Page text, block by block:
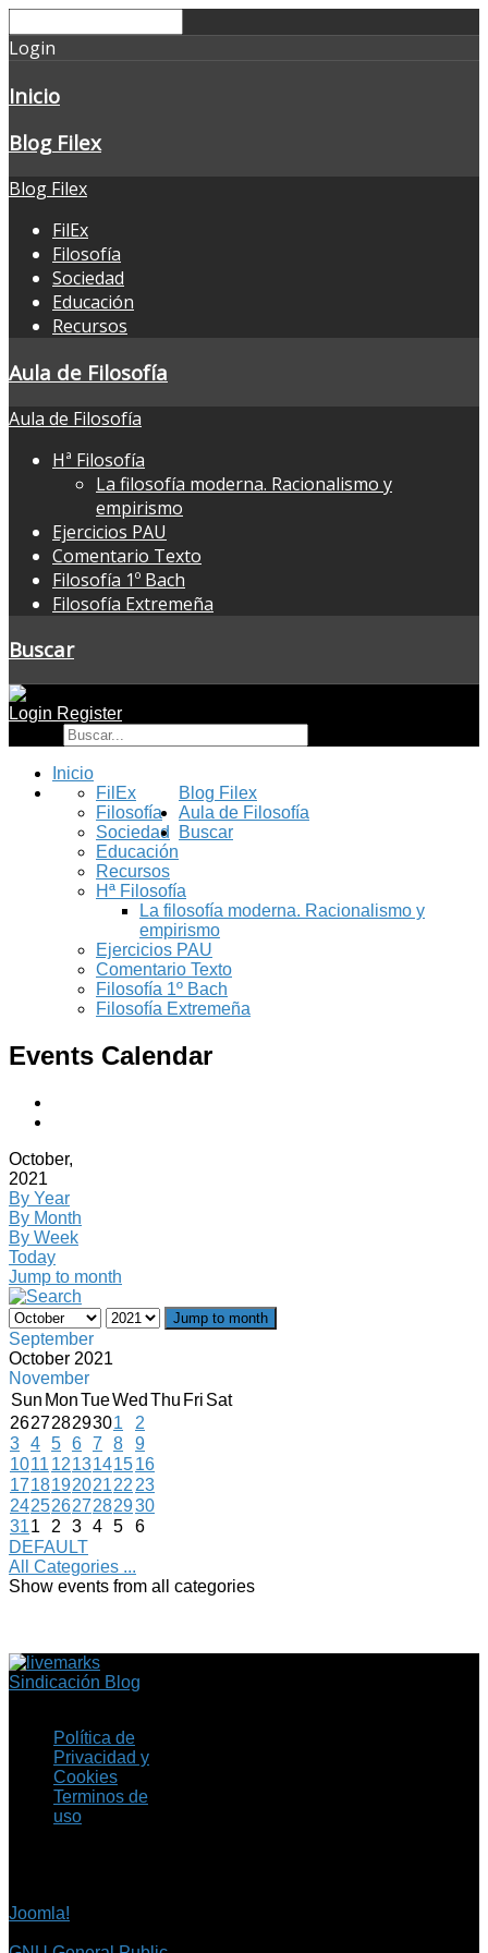
Login
Inicio
Blog Filex
Blog Filex
FilEx
Filosofía
Sociedad
Educación
Recursos
Aula de Filosofía
Aula de Filosofía
Hª Filosofía
La filosofía moderna. Racionalismo y
empirismo
Ejercicios PAU
Comentario Texto
Filosofía 1º Bach
Filosofía Extremeña
Buscar
Login Register
Inicio
Blog Filex
FilEx
Filosofía
Sociedad
Educación
Recursos
Aula de Filosofía
Hª Filosofía
La filosofía moderna. Racionalismo y
empirismo
Ejercicios PAU
Comentario Texto
Filosofía 1º Bach
Filosofía Extremeña
Buscar
Events Calendar
October,
2021
By Year
By Month
By Week
Today
Jump to month
Jump to month
September
October 2021
November
Sun MonTueWed Thu Fri Sat
26272829301
2
3 4 5 6 7 8
9
1011 1213141516
171819202122 23
24252627282930
311 2 3 4 5
6
DEFAULT
All Categories ...
Show events from all categories
Sindicación Blog
Política de
Privacidad y
Cookies
Terminos de
uso
Joomla!